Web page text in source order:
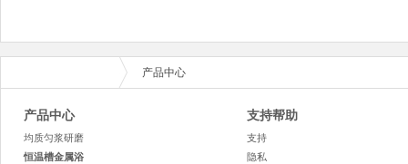
产品中心
产品中心
均质匀浆研磨
恒温槽金属浴
支持帮助
支持
隐私